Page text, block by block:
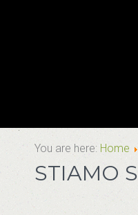
You are here: Home
STIAMO